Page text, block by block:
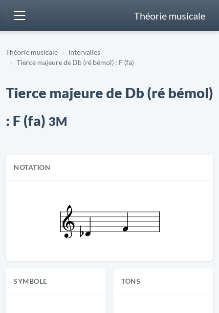
Théorie musicale
Théorie musicale
Intervalles
Tierce majeure de Db (ré bémol) : F (fa)
Tierce majeure de Db (ré bémol)
: F (fa) 3M
NOTATION
SYMBOLE TONS